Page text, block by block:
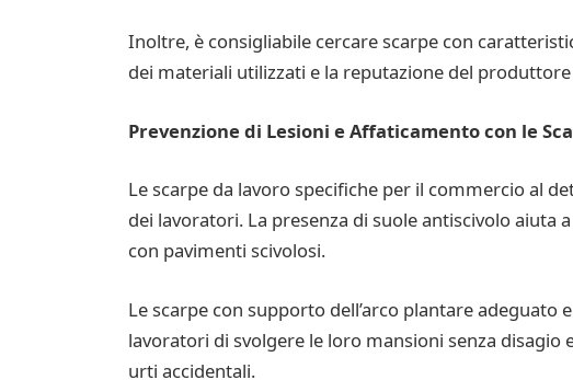
Inoltre, è consigliabile cercare scarpe con
dei materiali utilizzati e la reputazione del
Prevenzione di Lesioni e Affaticamento con le
Le scarpe da lavoro specifiche per il commercio al
dei lavoratori. La presenza di suole antiscivolo
con pavimenti scivolosi.
Le scarpe con supporto dell’arco plantare
lavoratori di svolgere le loro mansioni senza
urti accidentali.